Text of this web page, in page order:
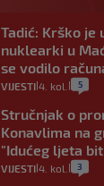
Tadić: Krško je
nuklearki u
se vodilo
VIJESTI 4. kol. 5
Stručnjak o
Konavlima na
"Idućeg ljeta
VIJESTI 4. kol. 3